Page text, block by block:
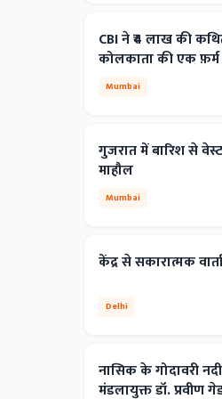
CBI ने ₹4 लाख की
कोलकाता की एक फ़र्म
Mumbai
गुजरात में बारिश से
माहौल
Mumbai
केंद्र से सकारात्मक
Delhi
नासिक के गोदावरी
मंडलायुक्त डॉ. प्रवीण